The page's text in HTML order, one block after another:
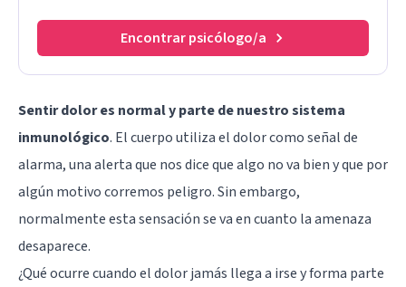
Encontrar psicólogo/a
Sentir dolor es normal y parte de nuestro sistema
inmunológico. El cuerpo utiliza el dolor como señal de
alarma, una alerta que nos dice que algo no va bien y que por
algún motivo corremos peligro. Sin embargo,
normalmente esta sensación se va en cuanto la amenaza
desaparece.
¿Qué ocurre cuando el dolor jamás llega a irse y forma parte